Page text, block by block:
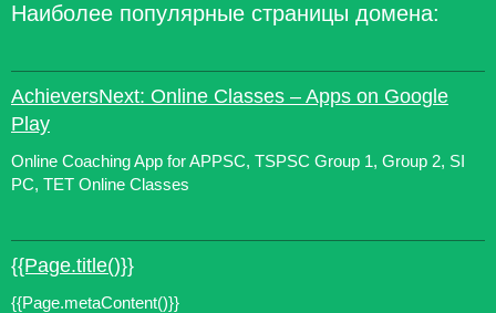
Наиболее популярные страницы домена:
AchieversNext: Online Classes – Apps on Google
Play
Online Coaching App for APPSC, TSPSC Group 1, Group 2, SI
PC, TET Online Classes
{{Page.title()}}
{{Page.metaContent()}}